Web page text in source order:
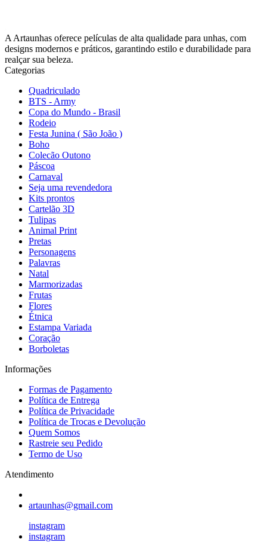
A Artaunhas oferece películas de alta qualidade para unhas, com
designs modernos e práticos, garantindo estilo e durabilidade para
realçar sua beleza.
Categorias
Quadriculado
BTS - Army
Copa do Mundo - Brasil
Rodeio
Festa Junina ( São João )
Boho
Colecão Outono
Páscoa
Carnaval
Seja uma revendedora
Kits prontos
Cartelão 3D
Tulipas
Animal Print
Pretas
Personagens
Palavras
Natal
Marmorizadas
Frutas
Flores
Étnica
Estampa Variada
Coração
Borboletas
Informações
Formas de Pagamento
Política de Entrega
Política de Privacidade
Política de Trocas e Devolução
Quem Somos
Rastreie seu Pedido
Termo de Uso
Atendimento
artaunhas@gmail.com
instagram
instagram